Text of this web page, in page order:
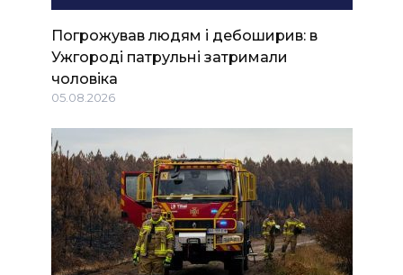
Погрожував людям і дебоширив: в
Ужгороді патрульні затримали
чоловіка
05.08.2026